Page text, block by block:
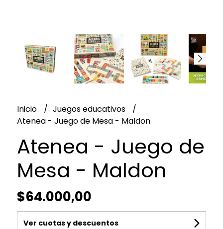
Inicio
Juegos educativos
Atenea - Juego de Mesa - Maldon
Atenea - Juego de
Mesa - Maldon
$64.000,00
Ver cuotas y descuentos